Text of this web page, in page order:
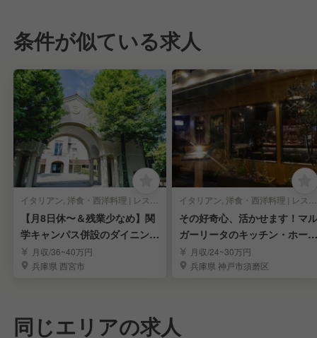
条件が似ている求人
イタリアン, 洋食・西洋料理 | レストランサービス・ホールスタッフ
【月8日休〜＆残業少なめ】関
学キャンパス併設のダイニング
／宴会マネージャー
月収/36~40万円
兵庫県 西宮市
イタリアン, 洋食・西洋料理 | レストランサービス・ホールスタッフ
その好奇心、活かせます！マル
ガーリータのキッチン・ホール
スタッフ！
月収/24~30万円
兵庫県 神戸市須磨区
同じエリアの求人